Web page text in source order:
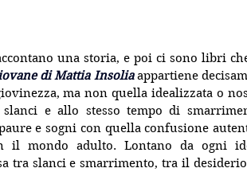
una storia, e poi ci sono libri
di Mattia Insolia appartiene
ma non quella idealizzata o
e allo stesso tempo di
e sogni con quella confusione
il mondo adulto. Lontano da ogni
tra slanci e smarrimento, tra il